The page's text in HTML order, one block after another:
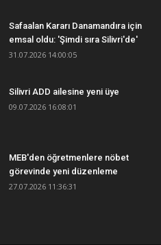
Safaalan Kararı Danamandıra için
emsal oldu: 'Şimdi sıra Silivri'de'
31.07.2026 14:00:05
Silivri ADD ailesine yeni üye
09.07.2026 16:08:01
MEB'den öğretmenlere nöbet
görevinde yeni düzenleme
27.07.2026 11:36:31